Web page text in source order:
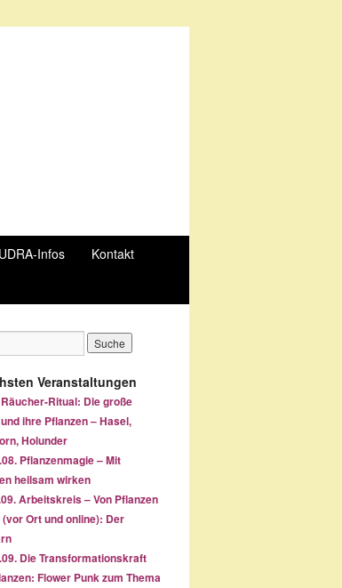
Infos
Kontakt
Veranstaltungen
Ritual: Die große
ihre Pflanzen – Hasel,
Holunder
Pflanzenmagie – Mit
heilsam wirken
Arbeitskreis – Von Pflanzen
Ort und online): Der
Die Transformationskraft
Flower Punk zum Thema